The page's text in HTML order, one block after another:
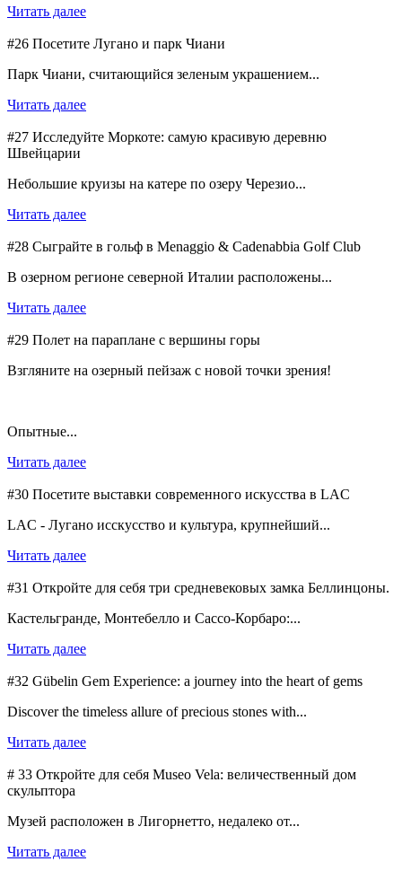
Читать далее
#26 Посетите Лугано и парк Чиани
Парк Чиани, считающийся зеленым украшением...
Читать далее
#27 Исследуйте Моркоте: самую красивую деревню
Швейцарии
Небольшие круизы на катере по озеру Черезио...
Читать далее
#28 Сыграйте в гольф в Menaggio & Cadenabbia Golf Club
В озерном регионе северной Италии расположены...
Читать далее
#29 Полет на параплане с вершины горы
Взгляните на озерный пейзаж с новой точки зрения!
Опытные...
Читать далее
#30 Посетите выставки современного искусства в LAC
LAC - Лугано исскусство и культура, крупнейший...
Читать далее
#31 Откройте для себя три средневековых замка Беллинцоны.
Кастельгранде, Монтебелло и Сассо-Корбаро:...
Читать далее
#32 Gübelin Gem Experience: a journey into the heart of gems
Discover the timeless allure of precious stones with...
Читать далее
# 33 Откройте для себя Museo Vela: величественный дом
скульптора
Музей расположен в Лигорнетто, недалеко от...
Читать далее